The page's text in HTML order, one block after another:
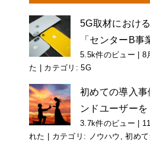
5G取材におけ
「センターB事
5.5k件のビュー
8
た
カテゴリ:5G
初めての導入
ンドユーザー
3.7k件のビュー
れた
カテゴリ: ノウハウ ,初め